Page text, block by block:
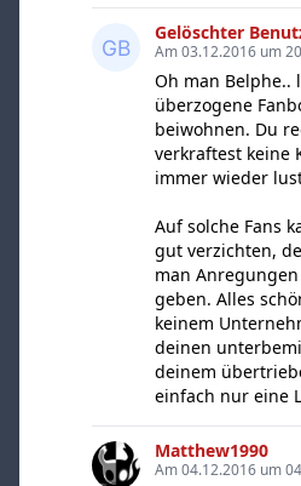
Gelöschter
Am 03.12.2016 um
Oh man Belphe..
überzogene
beiwohnen. Du
verkraftest keine
immer wieder
Auf solche Fans
gut verzichten,
man
geben. Alles
keinem
deinen
deinem
einfach nur eine
Matthew1990
Am 04.12.2016 um